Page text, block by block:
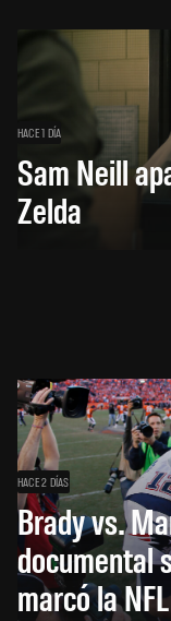
HACE 1 DÍA
Sam Neill
Zelda
HACE 2 DÍAS
Brady vs.
documental
marcó la NFL